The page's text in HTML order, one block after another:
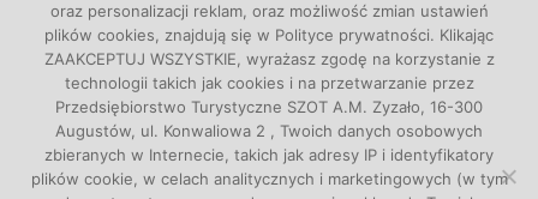
Spływy kajakowe z pasją, wycieczki autokarowe,
imprezy dla firm
© 2026
Spływy kajakowe
Integracja
oraz personalizacji reklam, oraz możliwość zmian ustawień
plików cookies, znajdują się w Polityce prywatności. Klikając
ZAAKCEPTUJ WSZYSTKIE, wyrażasz zgodę na korzystanie z
technologii takich jak cookies i na przetwarzanie przez
Przedsiębiorstwo Turystyczne SZOT A.M. Zyzało, 16-300
Augustów, ul. Konwaliowa 2 , Twoich danych osobowych
zbieranych w Internecie, takich jak adresy IP i identyfikatory
plików cookie, w celach analitycznych i marketingowych (w tym